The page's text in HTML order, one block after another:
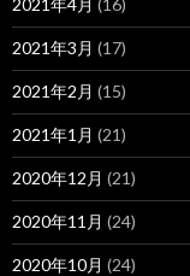
2021年3月 (17)
2021年2月 (15)
2021年1月 (21)
2020年12月 (21)
2020年11月 (24)
2020年10月 (24)